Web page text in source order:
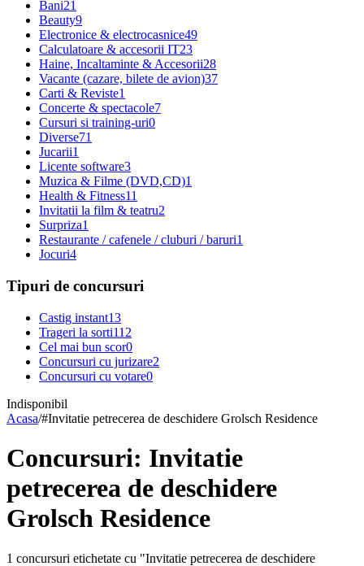
Bani21
Beauty9
Electronice & electrocasnice49
Calculatoare & accesorii IT23
Haine, Incaltaminte & Accesorii28
Vacante (cazare, bilete de avion)37
Carti & Reviste1
Concerte & spectacole7
Cursuri si training-uri0
Diverse71
Jucarii1
Licente software3
Muzica & Filme (DVD,CD)1
Health & Fitness11
Invitatii la film & teatru2
Surpriza1
Restaurante / cafenele / cluburi / baruri1
Jocuri4
Tipuri de concursuri
Castig instant13
Trageri la sorti112
Cel mai bun scor0
Concursuri cu jurizare2
Concursuri cu votare0
Indisponibil
Acasa/#Invitatie petrecerea de deschidere Grolsch Residence
Concursuri: Invitatie
petrecerea de deschidere
Grolsch Residence
1 concursuri etichetate cu "Invitatie petrecerea de deschidere